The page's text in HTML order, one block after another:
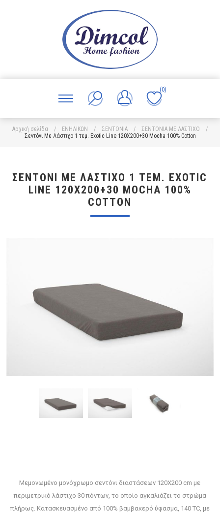
(0)
Αρχική σελίδα / ΕΝΗΛΙΚΩΝ / ΣΕΝΤΟΝΙΑ / ΣΕΝΤΟΝΙΑ ΜΕ ΛΑΣΤΙΧΟ
/
Σεντόνι Με Λάστιχο 1 τεμ. Exotic Line 120X200+30 Mocha 100% Cotton
ΣΕΝΤΌΝΙ ΜΕ ΛΆΣΤΙΧΟ 1 ΤΕΜ. EXOTIC
LINE 120X200+30 MOCHA 100%
COTTON
Μεμονωμένο μονόχρωμο σεντόνι διαστάσεων 120X200 cm με
περιμετρικό λάστιχο 30 πόντων, το οποίο αγκαλιάζει το στρώμα
πλήρως. Κατασκευασμένο από 100% βαμβακερό ύφασμα, 140 TC, με